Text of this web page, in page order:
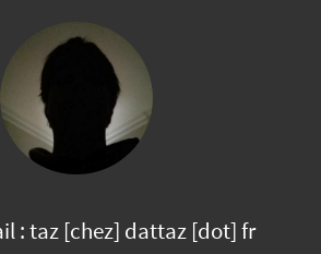
: taz [chez] dattaz [dot] fr